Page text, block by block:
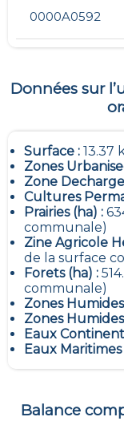
0000A0592
Données sur
Surface : 13.37
Zones
Zone
Cultures
Prairies (ha) :
communale)
Zine Agricole
de la surface
Forets (ha) :
communale)
Zones
Zones
Eaux
Eaux Maritimes
Balance